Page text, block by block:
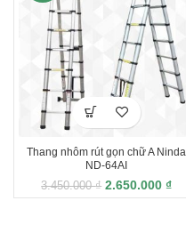
Thang nhôm rút gọn chữ A Ninda
ND-64AI
3.450.000₫ 2.650.000 ₫